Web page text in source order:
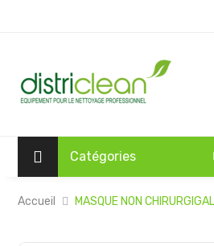
Catégories
Accueil MASQUE NON